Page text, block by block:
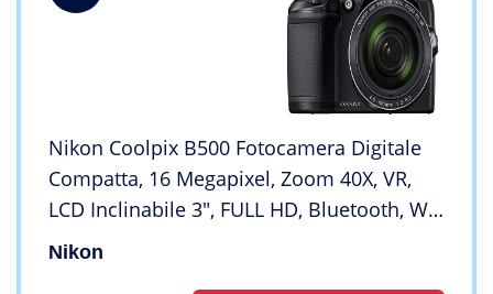
Nikon Coolpix B500 Fotocamera Digitale
Compatta, 16 Megapixel, Zoom 40X, VR,
LCD Inclinabile 3″, FULL HD, Bluetooth, Wi-
Fi, Nero
Nikon